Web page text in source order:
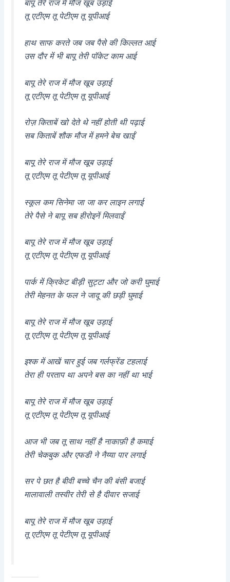
बापू तेरे राज में मौज खूब उड़ाई
तू एटीएम तू पेटीएम तू यूपीआई
हाथ साफ करते जब जब पैसे की किल्लत आई
उस दौर में भी बापू तेरी पॉकेट काम आई
बापू तेरे राज में मौज खूब उड़ाई
तू एटीएम तू पेटीएम तू यूपीआई
रोज़ किताबें खो देते थे नहीं होती थी पढ़ाई
सब किताबें शौक मौज में हमने बेच खाईं
बापू तेरे राज में मौज खूब उड़ाई
तू एटीएम तू पेटीएम तू यूपीआई
स्कूल कम सिनेमा जा जा कर लाइन लगाई
तेरे पैसे ने बापू सब हीरोइनें मिलवाईं
बापू तेरे राज में मौज खूब उड़ाई
तू एटीएम तू पेटीएम तू यूपीआई
पार्क में क्रिकेट बीड़ी सुट्टा और जो करी घुमाई
तेरी मेहनत के फल ने जादू की छड़ी घुमाई
बापू तेरे राज में मौज खूब उड़ाई
तू एटीएम तू पेटीएम तू यूपीआई
इश्क में आखें चार हुई जब गर्लफ्रेंड टहलाई
तेरा ही परताप था अपने बस का नहीं था भाई
बापू तेरे राज में मौज खूब उड़ाई
तू एटीएम तू पेटीएम तू यूपीआई
आज भी जब तू साथ नहीं है नाकाफ़ी है कमाई
तेरी चेकबुक और एफडी ने नैय्या पार लगाई
सर पे छत है बीवी बच्चे चैन की बंसी बजाई
मालावाली तस्वीर तेरी से है दीवार सजाई
बापू तेरे राज में मौज खूब उड़ाई
तू एटीएम तू पेटीएम तू यूपीआई